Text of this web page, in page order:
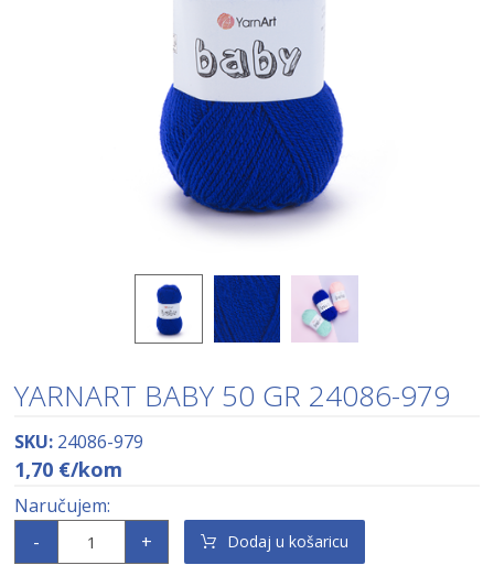
YARNART BABY 50 GR 24086-979
SKU: 24086-979
1,70 €/kom
- + Dodaj u košaricu